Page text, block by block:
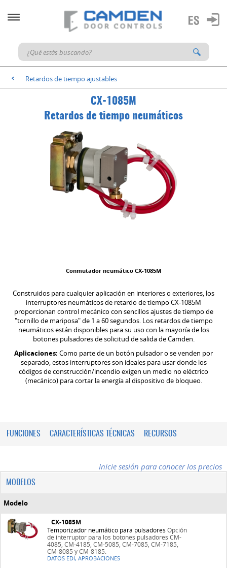
< Retardos de tiempo ajustables
CX-1085M
Retardos de tiempo neumáticos
Conmutador neumático CX-1085M
Construidos para cualquier aplicación en interiores o exteriores, los
interruptores neumáticos de retardo de tiempo CX-1085M
proporcionan control mecánico con sencillos ajustes de tiempo de
"tornillo de mariposa" de 1 a 60 segundos. Los retardos de tiempo
neumáticos están disponibles para su uso con la mayoría de los
botones pulsadores de solicitud de salida de Camden.
Aplicaciones: Como parte de un botón pulsador o se venden por
separado, estos interruptores son ideales para usar donde los
códigos de construcción/incendio exigen un medio no eléctrico
(mecánico) para cortar la energía al dispositivo de bloqueo.
FUNCIONES CARACTERÍSTICAS TÉCNICAS RECURSOS
Inicie sesión para conocer los precios
MODELOS
Modelo
CX-1085M
Temporizador neumático para pulsadores Opción
de interruptor para los botones pulsadores CM-
4085, CM-4185, CM-5085, CM-7085, CM-7185,
CM-8085 y CM-8185.
DATOS EDI, APROBACIONES